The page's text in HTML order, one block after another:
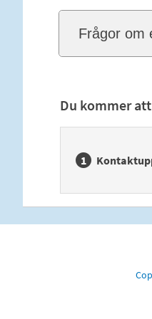
Frågor om
Du kommer